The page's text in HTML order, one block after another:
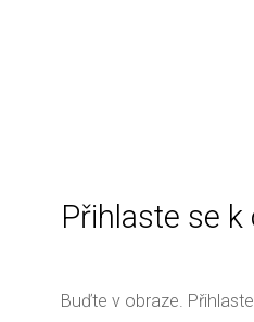
Přihlaste se
Buďte v obraze.